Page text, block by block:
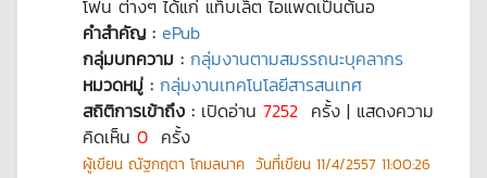
โฟน ต่างๆ ได้แก่ แท็บเล็ต ไอแพดเป็นต้นอ
คำสำคัญ : ePub
กลุ่มบทความ : กลุ่มงานตามสมรรถนะบุคลากร
หมวดหมู่ : กลุ่มงานเทคโนโลยีสารสนเทศ
สถิติการเข้าถึง : เปิดอ่าน 7252 ครั้ง | แสดงความ
คิดเห็น 0 ครั้ง
ผู้เขียน ณัฐกฤตา โกมลนาค วันที่เขียน 11/4/2557 11:00:26